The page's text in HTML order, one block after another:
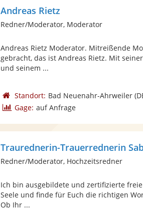
Andreas Rietz
Redner/Moderator, Moderator
Andreas Rietz Moderator. Mitreißende
gebracht, das ist Andreas Rietz. Mit
und seinem ...
Standort: Bad Neuenahr-Ahrweiler
Gage: auf Anfrage
Traurednerin-Trauerrednerin
Redner/Moderator, Hochzeitsredner
Ich bin ausgebildete und zertifizierte
Seele und finde für Euch die richtigen
Ob Ihr ...